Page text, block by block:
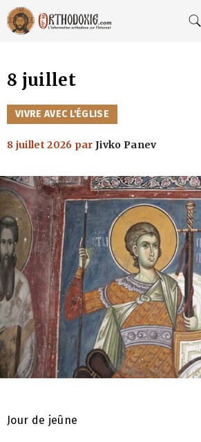
Aller
au
contenu
8 juillet
CATÉGORIES
VIVRE AVEC L'ÉGLISE
8 juillet 2026 parJivko Panev
Jour de jeûne